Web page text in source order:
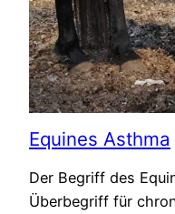
Equines Asthma
Der Begriff des
Überbegriff für